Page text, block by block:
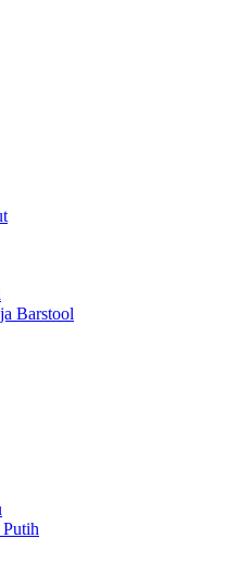
Barstool